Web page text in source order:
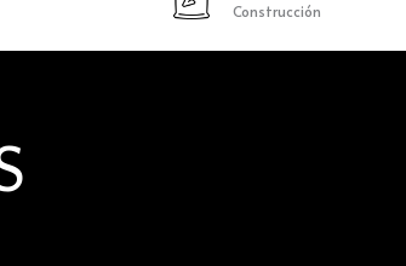
Construcción